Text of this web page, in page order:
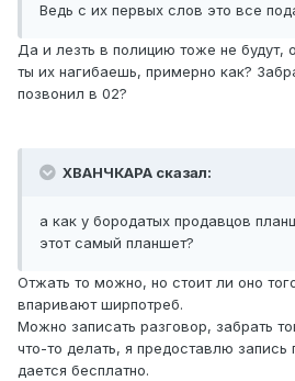
Ведь с их первых слов это все
Да и лезть в полицию тоже не
ты их нагибаешь, примерно как?
позвонил в 02?
ХВАНЧКАРА сказал:
а как у бородатых продавцов
этот самый планшет?
Отжать то можно, но стоит ли оно
впаривают ширпотреб.
Можно записать разговор, забрать
что-то делать, я предоставлю запись
дается бесплатно.